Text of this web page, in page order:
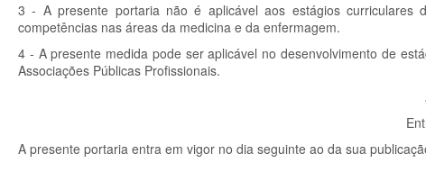
3 - A presente portaria não é aplicável aos estágios
competências nas áreas da medicina e da enfermagem.
4 - A presente medida pode ser aplicável no desenvolvimento de
Associações Públicas Profissionais.
A presente portaria entra em vigor no dia seguinte ao da sua